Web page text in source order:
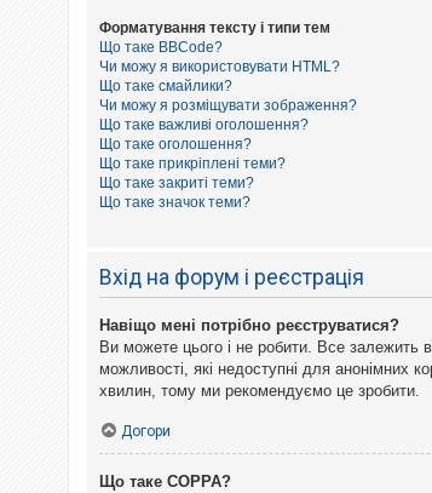
Форматування тексту і типи тем
Що таке BBCode?
Чи можу я використовувати HTML?
Що таке смайлики?
Чи можу я розміщувати зображення?
Що таке важливі оголошення?
Що таке оголошення?
Що таке прикріплені теми?
Що таке закриті теми?
Що таке значок теми?
Вхід на форум і реєстрація
Навіщо мені потрібно реєструватися?
Ви можете цього і не робити. Все залежить
можливості, які недоступні для анонімних
хвилин, тому ми рекомендуємо це зробити.
Догори
Що таке COPPA?